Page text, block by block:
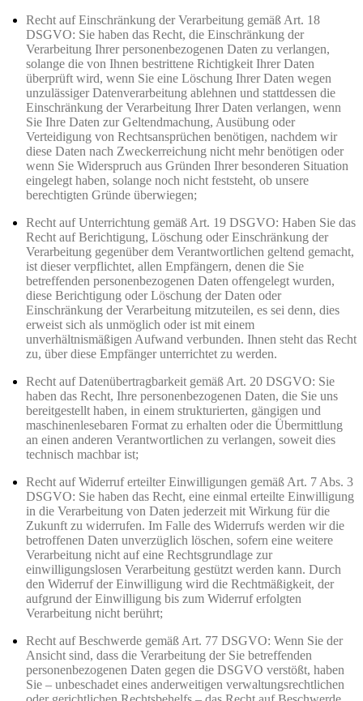
Recht auf Einschränkung der Verarbeitung gemäß Art. 18
DSGVO: Sie haben das Recht, die Einschränkung der
Verarbeitung Ihrer personenbezogenen Daten zu verlangen,
solange die von Ihnen bestrittene Richtigkeit Ihrer Daten
überprüft wird, wenn Sie eine Löschung Ihrer Daten wegen
unzulässiger Datenverarbeitung ablehnen und stattdessen die
Einschränkung der Verarbeitung Ihrer Daten verlangen, wenn
Sie Ihre Daten zur Geltendmachung, Ausübung oder
Verteidigung von Rechtsansprüchen benötigen, nachdem wir
diese Daten nach Zweckerreichung nicht mehr benötigen oder
wenn Sie Widerspruch aus Gründen Ihrer besonderen Situation
eingelegt haben, solange noch nicht feststeht, ob unsere
berechtigten Gründe überwiegen;
Recht auf Unterrichtung gemäß Art. 19 DSGVO: Haben Sie das
Recht auf Berichtigung, Löschung oder Einschränkung der
Verarbeitung gegenüber dem Verantwortlichen geltend gemacht,
ist dieser verpflichtet, allen Empfängern, denen die Sie
betreffenden personenbezogenen Daten offengelegt wurden,
diese Berichtigung oder Löschung der Daten oder
Einschränkung der Verarbeitung mitzuteilen, es sei denn, dies
erweist sich als unmöglich oder ist mit einem
unverhältnismäßigen Aufwand verbunden. Ihnen steht das Recht
zu, über diese Empfänger unterrichtet zu werden.
Recht auf Datenübertragbarkeit gemäß Art. 20 DSGVO: Sie
haben das Recht, Ihre personenbezogenen Daten, die Sie uns
bereitgestellt haben, in einem strukturierten, gängigen und
maschinenlesebaren Format zu erhalten oder die Übermittlung
an einen anderen Verantwortlichen zu verlangen, soweit dies
technisch machbar ist;
Recht auf Widerruf erteilter Einwilligungen gemäß Art. 7 Abs. 3
DSGVO: Sie haben das Recht, eine einmal erteilte Einwilligung
in die Verarbeitung von Daten jederzeit mit Wirkung für die
Zukunft zu widerrufen. Im Falle des Widerrufs werden wir die
betroffenen Daten unverzüglich löschen, sofern eine weitere
Verarbeitung nicht auf eine Rechtsgrundlage zur
einwilligungslosen Verarbeitung gestützt werden kann. Durch
den Widerruf der Einwilligung wird die Rechtmäßigkeit, der
aufgrund der Einwilligung bis zum Widerruf erfolgten
Verarbeitung nicht berührt;
Recht auf Beschwerde gemäß Art. 77 DSGVO: Wenn Sie der
Ansicht sind, dass die Verarbeitung der Sie betreffenden
personenbezogenen Daten gegen die DSGVO verstößt, haben
Sie – unbeschadet eines anderweitigen verwaltungsrechtlichen